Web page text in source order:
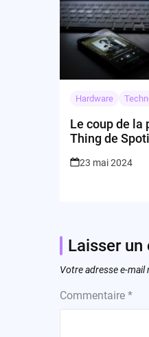
Hardware
Le coup de la
Thing de
23 mai 2024
Laisser
Votre adresse e-mail
Commentaire *